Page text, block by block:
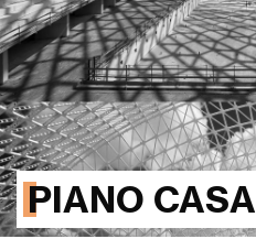
PIANO CASA